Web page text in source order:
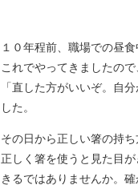
１０年程前、職場での昼
これでやってきましたの
「直した方がいいぞ。自
した。
その日から正しい箸の持
正しく箸を使うと見た目
きるではありませんか。